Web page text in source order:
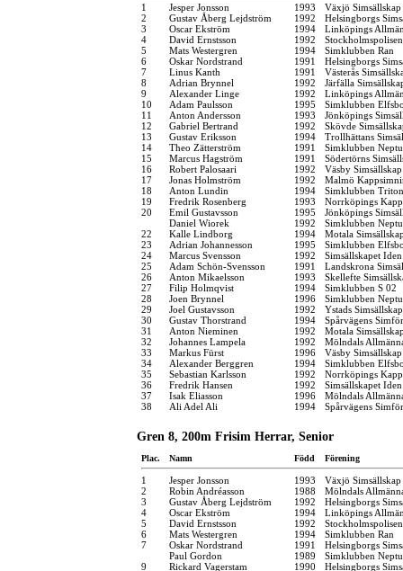
1 Jesper Jonsson 1993
Växjö Simsällskap
2
Gustav Åberg Lejdström 1992
Helsingborgs
3
Oscar Ekström 1994
Linköpings
4
David Ernstsson 1992
5
Mats Westergren 1994
Simklubben Ran
6
Oskar Nordstrand 1991
Helsingborgs
7
Linus Kanth 1991
Västerås
8
Adrian Brynnel 1992
Järfälla
9
Alexander Linge 1992
Linköpings
10
Adam Paulsson 1995
Simklubben
11
Anton Andersson 1993
Jönköpings
12
Gabriel Bertrand 1992
Skövde
13
Gustav Eriksson 1994
Trollhättans
14
Theo Zätterström 1991
Simklubben
15
Marcus Hagström 1991
Södertörns
16
Robert Palosaari 1992
Väsby Simsällskap
17
Jonas Holmström 1992
Malmö
18
Anton Lundin 1994
Simklubben Triton
19
Fredrik Rosenberg 1993
Norrköpings
20
Emil Gustavsson 1995
Jönköpings
Daniel Wiorek
1992
Simklubben
22
Kalle Lindborg 1994
Motala
23
Adrian Johannesson 1995
Simklubben
24
Marcus Svensson 1992
Simsällskapet Iden
25
Adam Schön-Svensson 1991
Landskrona
26
Anton Mikaelsson 1993
Skellefte
27
Filip Holmqvist 1994
Simklubben S 02
28
Joen Brynnel 1996
Simklubben
29
Joel Gustavsson 1992
Ystads Simsällskap
30
Gustav Thorstrand 1994
Spårvägens
31
Anton Nieminen 1992
Motala
32
Johannes Lampela 1992
Mölndals
33
Markus Fürst 1996
Väsby Simsällskap
34
Alexander Berggren 1994
Simklubben
35
Sebastian Karlsson 1992
Norrköpings
36
Fredrik Hansen 1992
Simsällskapet Iden
37
Isak Eliasson 1996
Mölndals
38
Ali Adel Ali 1994 Spårvägens
Gren 8, 200m Frisim Herrar, Senior
Plac. Namn Född Förening
1 Jesper Jonsson 1993
Växjö Simsällskap
2
Robin Andréasson 1988
Mölndals
3
Gustav Åberg Lejdström 1992
Helsingborgs
4
Oscar Ekström 1994
Linköpings
5
David Ernstsson 1992
6
Mats Westergren 1994
Simklubben Ran
7
Oskar Nordstrand 1991
Helsingborgs
Paul Gordon
1989
Simklubben
9
Rickard Vagerstam 1990 Helsingborgs